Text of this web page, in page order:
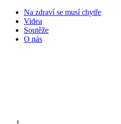
Na zdraví se musí chytře
Videa
Soutěže
O nás